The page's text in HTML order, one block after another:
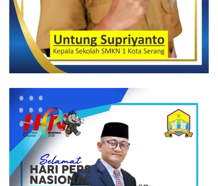
minuman keras dan dalam hal ini saya selaku Camat Ciruas
mengucapkan selamat ulang tahun Desa Ranjeng yang ke 38
semoga Desa Ranjeng semakin maju dan makmur” tutup Camat
M. Jandan,SE